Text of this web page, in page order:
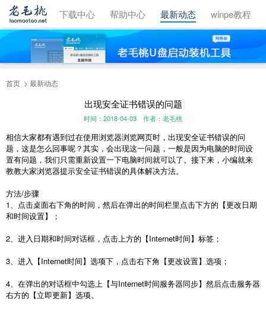
视频教程 下载中心 帮助中心 最新动态 winpe教程
首页 最新动态
出现安全证书错误的问题
时间：2018-04-03 作者：老毛桃
相信大家都有遇到过在使用浏览器浏览网页时，出现安全证书错误的问
题，这是怎么回事呢？其实，会出现这一问题，一般是因为电脑的时间设
置有问题，我们只需重新设置一下电脑时间就可以了。接下来，小编就来
教教大家浏览器提示安全证书错误的具体解决方法。
方法/步骤
1、点击桌面右下角的时间，然后在弹出的时间栏里点击下方的【更改日期
和时间设置】；
2、进入日期和时间对话框，点击上方的【Internet时间】标签；
3、进入【Internet时间】选项下，点击右下角【更改设置】选项；
4、在弹出的对话框中勾选上【与Internet时间服务器同步】然后点击服务器
右方的【立即更新】选项。